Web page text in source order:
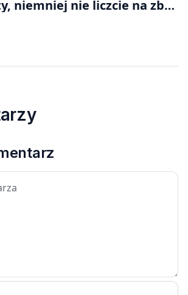
niemniej nie liczcie na zbyt